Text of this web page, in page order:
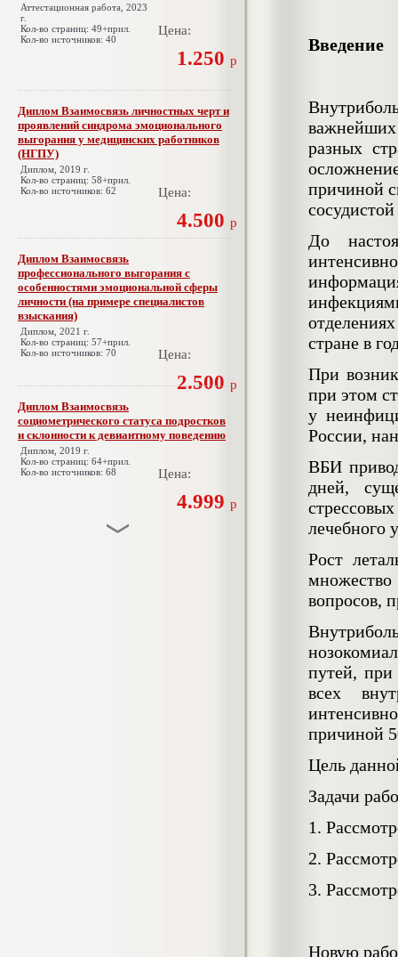
Аттестационная работа, 2023
г.
Кол-во страниц: 49+прил.
Кол-во источников: 40
Цена:
1.250 р
Диплом Взаимосвязь личностных черт и
проявлений синдрома эмоционального
выгорания у медицинских работников
(НГПУ)
Диплом, 2019 г.
Кол-во страниц: 58+прил.
Кол-во источников: 62
Цена:
4.500 р
Диплом Взаимосвязь
профессионального выгорания с
особенностями эмоциональной сферы
личности (на примере специалистов
взыскания)
Диплом, 2021 г.
Кол-во страниц: 57+прил.
Кол-во источников: 70
Цена:
2.500 р
Диплом Взаимосвязь
социометрического статуса подростков
и склонности к девиантному поведению
Диплом, 2019 г.
Кол-во страниц: 64+прил.
Кол-во источников: 68
Цена:
4.999 р
Введение
важнейших
разных
причиной
До
стране в
При
при этом
у
России,
ВБИ
дней,
лечебного
Рост
множество
вопросов,
путей, при
всех
причиной
Цель
Задачи
1.
2.
3.
Новую